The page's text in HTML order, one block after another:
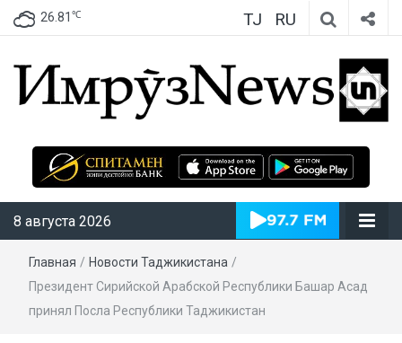
26.81 ℃ TJ RU
ИмрӯзNews
8 августа 2026
Главная / Новости Таджикистана /
Президент Сирийской Арабской Республики Башар Асад
принял Посла Республики Таджикистан